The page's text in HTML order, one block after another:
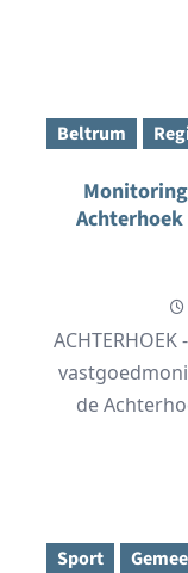
Beltrum
de
Sport